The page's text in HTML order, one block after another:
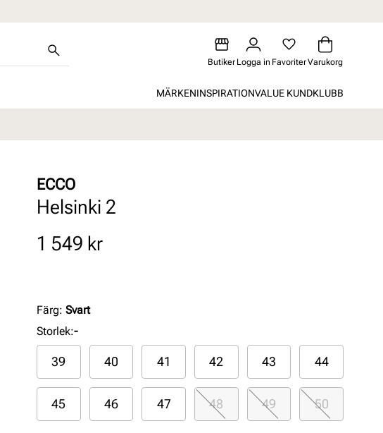
Butiker Logga in FavoriterVarukorg
MÄRKENINSPIRATIONVALUE KUNDKLUBB
ECCO
Helsinki 2
Pris
1 549 kr
Färg: Svart
Storlek:-
39 40 41 42 43 44
45 46 47 48 49 50